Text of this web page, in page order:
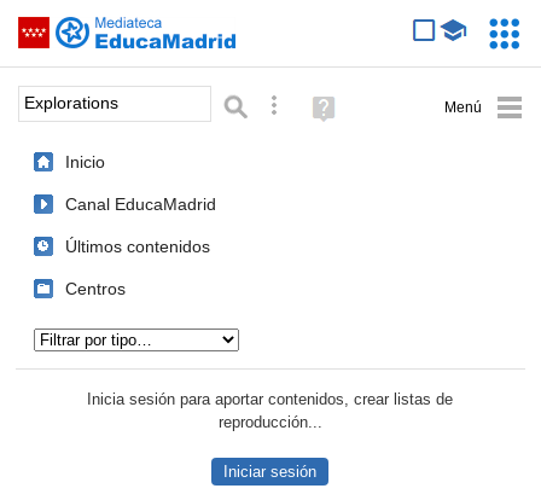
Saltar navegación
Palabra o frase: Búsqueda avanzada
Ayuda
(en
Inicio
Canal EducaMadrid
Últimos contenidos
Centros
Inicia sesión para aportar contenidos, crear listas de
reproducción...
Iniciar sesión